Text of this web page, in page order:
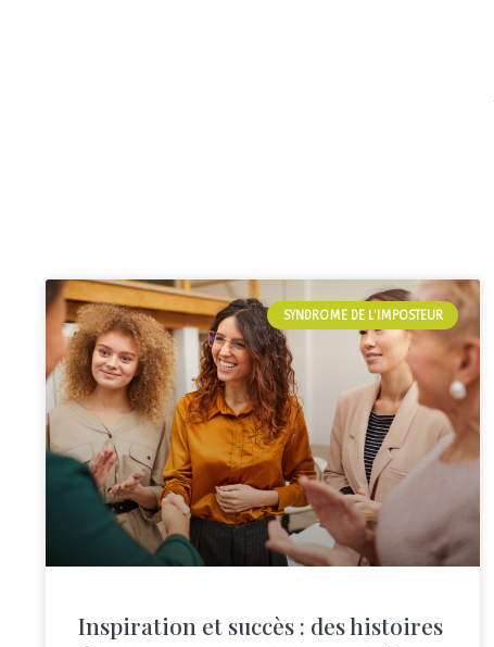
SYNDROME DE L'IMPOSTEUR
Inspiration et succès : des histoires